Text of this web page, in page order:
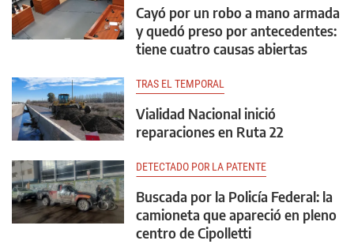
Cayó por un robo a mano armada
y quedó preso por antecedentes:
tiene cuatro causas abiertas
TRAS EL TEMPORAL
Vialidad Nacional inició
reparaciones en Ruta 22
DETECTADO POR LA PATENTE
Buscada por la Policía Federal: la
camioneta que apareció en pleno
centro de Cipolletti